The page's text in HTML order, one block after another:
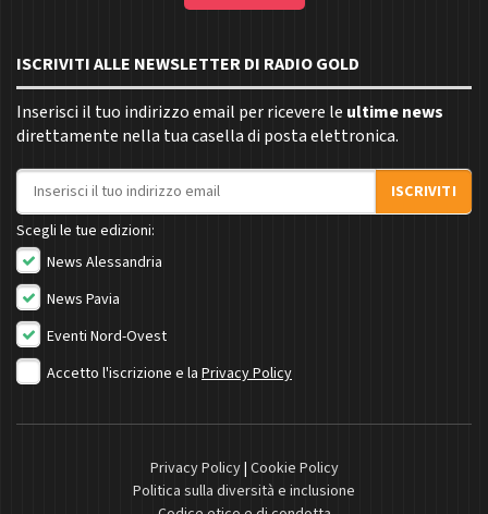
ISCRIVITI ALLE NEWSLETTER DI RADIO GOLD
Inserisci il tuo indirizzo email per ricevere le ultime news
direttamente nella tua casella di posta elettronica.
Indirizzo email
ISCRIVITI
Scegli le tue edizioni:
News Alessandria
News Pavia
Eventi Nord-Ovest
Accetto l'iscrizione e la Privacy Policy
Privacy Policy| Cookie Policy
Politica sulla diversità e inclusione